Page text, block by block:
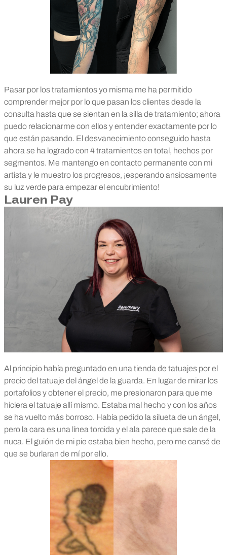
Pasar por los tratamientos yo misma me ha permitido
comprender mejor por lo que pasan los clientes desde la
consulta hasta que se sientan en la silla de tratamiento; ahora
puedo relacionarme con ellos y entender exactamente por lo
que están pasando. El desvanecimiento conseguido hasta
ahora se ha logrado con 4 tratamientos en total, hechos por
segmentos. Me mantengo en contacto permanente con mi
artista y le muestro los progresos, ¡esperando ansiosamente
su luz verde para empezar el encubrimiento!
Lauren Pay
Al principio había preguntado en una tienda de tatuajes por el
precio del tatuaje del ángel de la guarda. En lugar de mirar los
portafolios y obtener el precio, me presionaron para que me
hiciera el tatuaje allí mismo. Estaba mal hecho y con los años
se ha vuelto más borroso. Había pedido la silueta de un ángel,
pero la cara es una línea torcida y el ala parece que sale de la
nuca. El guión de mi pie estaba bien hecho, pero me cansé de
que se burlaran de mí por ello.